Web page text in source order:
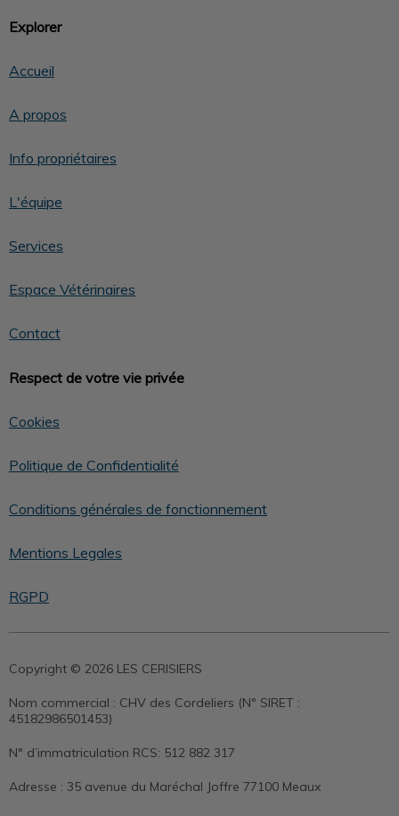
Explorer
Accueil
A propos
Info propriétaires
L'équipe
Services
Espace Vétérinaires
Contact
Respect de votre vie privée
Cookies
Politique de Confidentialité
Conditions générales de fonctionnement
Mentions Legales
RGPD
Copyright © 2026 LES CERISIERS
Nom commercial : CHV des Cordeliers (N° SIRET :
45182986501453)
N° d’immatriculation RCS: 512 882 317
Adresse : 35 avenue du Maréchal Joffre 77100 Meaux